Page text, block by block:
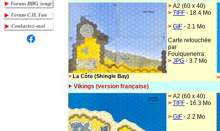
> La Côte (Shingle Bay)
> A2 (60 x 40)
> TIFF - 18.4 Mo
> GIF - 2.1 Mo
Carte retouchée
par
Foulquenerra:
> JPG - 3.7 Mo
>
Vikings (version française)
> A2 (60 x 40)
> TIFF - 16.3 Mo
> GIF - 2.2 Mo